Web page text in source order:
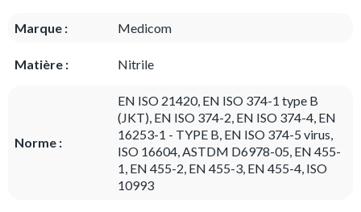
Marque : Medicom
Matière : Nitrile
Norme :
EN ISO 21420, EN ISO 374-1 type B
(JKT), EN ISO 374-2, EN ISO 374-4, EN
16253-1 - TYPE B, EN ISO 374-5 virus,
ISO 16604, ASTDM D6978-05, EN 455-
1, EN 455-2, EN 455-3, EN 455-4, ISO
10993